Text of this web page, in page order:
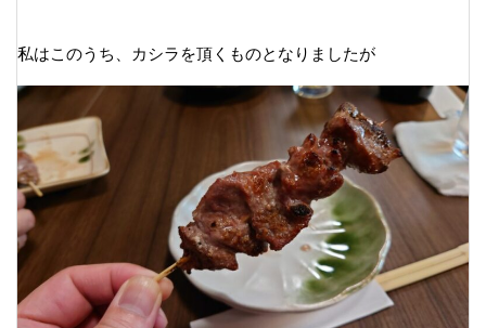
私はこのうち、カシラを頂くものとなりましたが